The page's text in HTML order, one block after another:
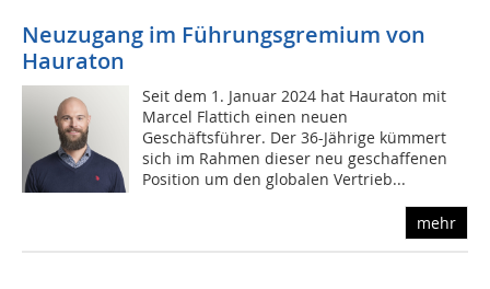
Neuzugang im Führungsgremium von
Hauraton
Seit dem 1. Januar 2024 hat Hauraton mit
Marcel Flattich einen neuen
Geschäftsführer. Der 36-Jährige kümmert
sich im Rahmen dieser neu geschaffenen
Position um den globalen Vertrieb...
mehr